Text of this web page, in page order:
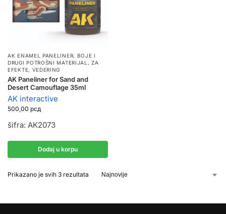
AK ENAMEL PANELINER, BOJE I
DRUGI POTROŠNI MATERIJAL,ZA
EFEKTE, VEDERING
AK Paneliner for Sand and
Desert Camouflage 35ml
AK interactive
500,00 рсд
šifra: AK2073
Dodaj u korpu
Prikazano je svih 3 rezultata